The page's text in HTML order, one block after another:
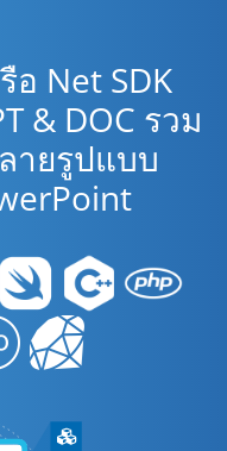
Net SDK
& DOC รวม
ายรูปแบบ